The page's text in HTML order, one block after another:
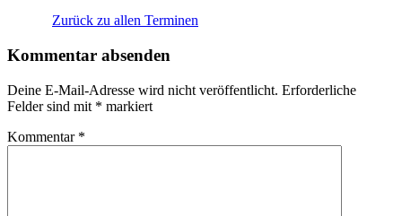
Zurück zu allen Terminen
Kommentar absenden
Deine E-Mail-Adresse wird nicht veröffentlicht. Erforderliche
Felder sind mit * markiert
Kommentar *